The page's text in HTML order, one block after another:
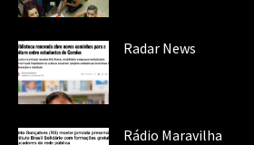
Radar News
Rádio Maravilha